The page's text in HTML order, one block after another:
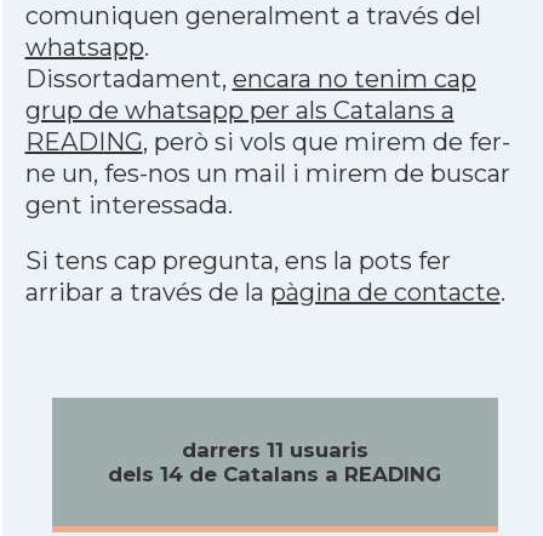
comuniquen generalment a través del
whatsapp.
Dissortadament, encara no tenim cap
grup de whatsapp per als Catalans a
READING, però si vols que mirem de fer-
ne un, fes-nos un mail i mirem de buscar
gent interessada.
Si tens cap pregunta, ens la pots fer
arribar a través de la pàgina de contacte.
darrers 11 usuaris
dels 14 de Catalans a READING